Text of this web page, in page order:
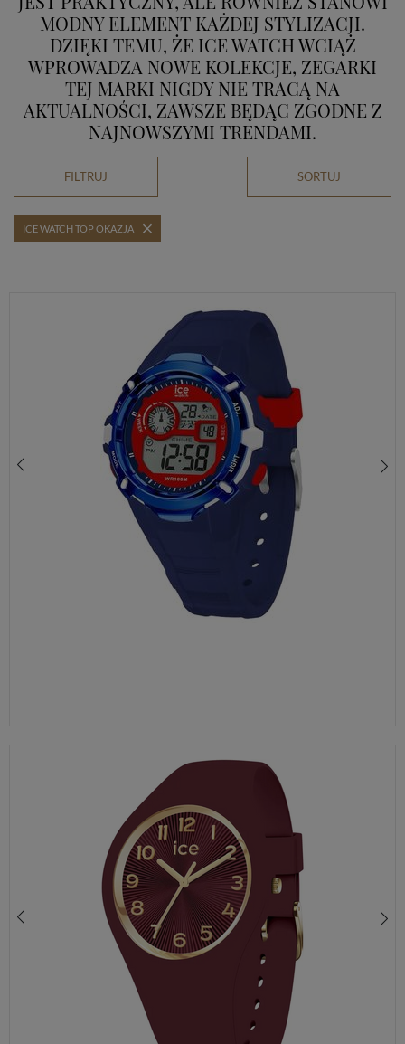
MODNY ELEMENT KAŻDEJ STYLIZACJI.
DZIĘKI TEMU, ŻE ICE WATCH WCIĄŻ
WPROWADZA NOWE KOLEKCJE, ZEGARKI
TEJ MARKI NIGDY NIE TRACĄ NA
AKTUALNOŚCI, ZAWSZE BĘDĄC ZGODNE Z
NAJNOWSZYMI TRENDAMI.
FILTRUJ SORTUJ
ICE WATCH TOP OKAZJA
ZEGAREK ICE WATCH ICE DIGIT EXPLORER 023264 BLUE RED ZEGAREK CYFROWY SPORTOWY
240,00 zł